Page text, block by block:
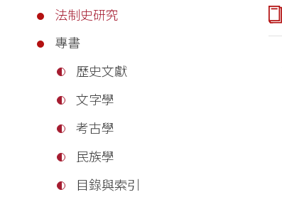
法制史研究
專書
歷史文獻
文字學
考古學
民族學
目錄與索引